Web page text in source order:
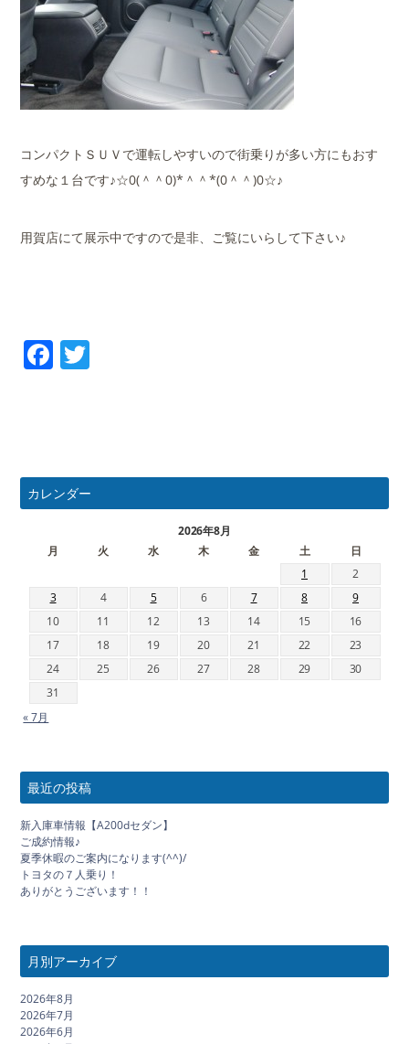
コンパクトＳＵＶで運転しやすいので街乗りが多い方にもおす
すめな１台です♪☆0(＾＾0)*＾＾*(0＾＾)0☆♪
用賀店にて展示中ですので是非、ご覧にいらして下さい♪
Facebook
カレンダー
2026年8月
月
火 水 木 金 土
日
1
2
3
4 5 6 7 8
9
10
11 12 13 14 15
16
17
18 19 20 21 22
23
24
25 26 27 28 29
30
31
« 7月
最近の投稿
新入庫車情報【A200dセダン】
ご成約情報♪
夏季休暇のご案内になります(^^)/
トヨタの７人乗り！
ありがとうございます！！
月別アーカイブ
2026年8月
2026年7月
2026年6月